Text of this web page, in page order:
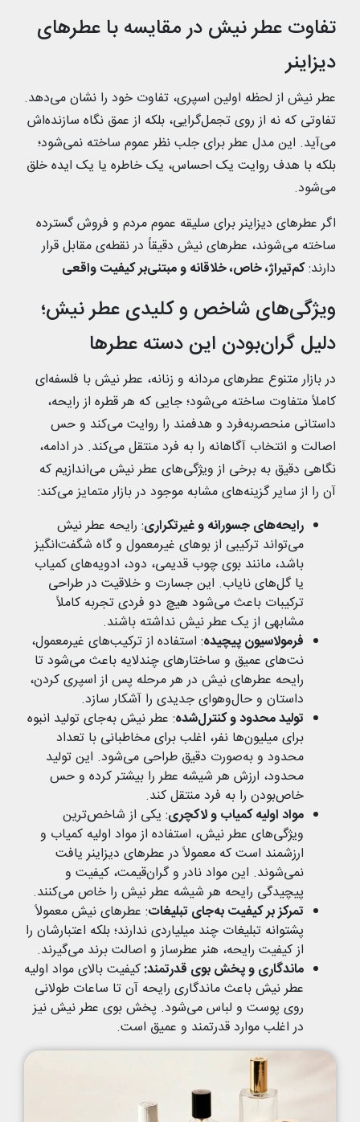
تفاوت عطر نیش در مقایسه با عطرهای
دیزاینر
عطر نیش از لحظه اولین اسپری، تفاوت خود را نشان می‌دهد.
تفاوتی که نه از روی تجمل‌گرایی، بلکه از عمق نگاه سازنده‌اش
می‌آید. این مدل عطر برای جلب نظر عموم ساخته نمی‌شود؛
بلکه با هدف روایت یک احساس، یک خاطره یا یک ایده خلق
می‌شود.
اگر عطرهای دیزاینر برای سلیقه‌ عموم مردم و فروش گسترده
ساخته می‌شوند، عطرهای نیش دقیقاً در نقطه‌ی مقابل قرار
دارند:کم‌تیراژ، خاص، خلاقانه و مبتنی‌بر کیفیت واقعی
ویژگی‌های شاخص و کلیدی عطر نیش؛
دلیل گران‌بودن این دسته عطرها
در بازار متنوع عطرهای مردانه و زنانه، عطر نیش با فلسفه‌ای
کاملاً متفاوت ساخته می‌شود؛ جایی که هر قطره از رایحه،
داستانی منحصربه‌‌فرد و هدفمند را روایت می‌کند و حس
اصالت و انتخاب آگاهانه را به فرد منتقل می‌کند. در ادامه،
نگاهی دقیق به برخی از ویژگی‌های عطر نیش می‌اندازیم که
آن را از سایر گزینه‌های مشابه موجود در بازار متمایز می‌کند:
رایحه‌های جسورانه و غیرتکراری: رایحه عطر نیش
می‌تواند ترکیبی از بوهای غیرمعمول و گاه شگفت‌انگیز
باشد، مانند بوی چوب قدیمی، دود، ادویه‌های کمیاب
یا گل‌های نایاب. این جسارت و خلاقیت در طراحی
ترکیبات باعث می‌شود هیچ دو فردی تجربه کاملاً
مشابهی از یک عطر نیش نداشته باشند.
فرمولاسیون پیچیده‌: استفاده از ترکیب‌های غیرمعمول،
نت‌های عمیق و ساختارهای چندلایه باعث می‌شود تا
رایحه عطرهای نیش در هر مرحله پس از اسپری کردن،
داستان و حال‌وهوای جدیدی را آشکار سازد.
تولید محدود و کنترل‌‌شده: عطر نیش به‌جای تولید انبوه
برای میلیون‌ها نفر، اغلب برای مخاطبانی با تعداد
محدود و به‌صورت دقیق طراحی می‌شود. این تولید
محدود، ارزش هر شیشه عطر را بیشتر کرده و حس
خاص‌بودن را به فرد منتقل کند.
مواد اولیه کمیاب و لاکچری: یکی از شاخص‌ترین
ویژگی‌های عطر نیش، استفاده از مواد اولیه کمیاب و
ارزشمند است که معمولاً در عطرهای دیزاینر یافت
نمی‌شوند. این مواد نادر و گران‌قیمت، کیفیت و
پیچیدگی رایحه هر شیشه عطر نیش را خاص‌ می‌کنند.
تمرکز بر کیفیت به‌‌جای تبلیغات: عطرهای نیش معمولاً
پشتوانه تبلیغات چند میلیاردی ندارند؛ بلکه اعتبارشان را
از کیفیت رایحه، هنر عطرساز و اصالت برند می‌گیرند.
ماندگاری و پخش بوی قدرتمند:کیفیت بالای مواد اولیه
عطر نیش باعث ماندگاری رایحه آن تا ساعات طولانی
روی پوست و لباس می‌شود. پخش بوی عطر نیش نیز
در اغلب موارد قدرتمند و عمیق است.